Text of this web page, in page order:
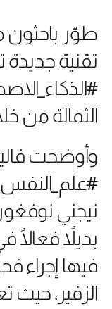
طوّر باحثون
تقنية
الثمالة من
وأوضحت
نيجني
بديلاً فعالًا
فيها إجراء
الزفير،